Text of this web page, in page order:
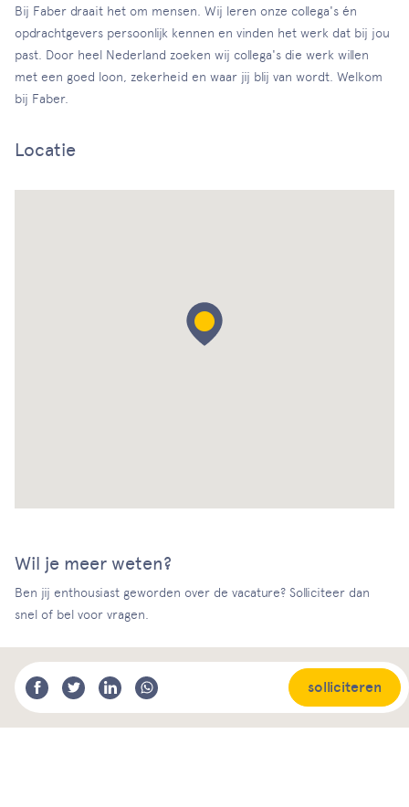
Bij Faber draait het om mensen. Wij leren onze collega's én
opdrachtgevers persoonlijk kennen en vinden het werk dat bij jou
past. Door heel Nederland zoeken wij collega's die werk willen
met een goed loon, zekerheid en waar jij blij van wordt. Welkom
bij Faber.
Locatie
Wil je meer weten?
Ben jij enthousiast geworden over de vacature? Solliciteer dan
snel of bel voor vragen.
solliciteren